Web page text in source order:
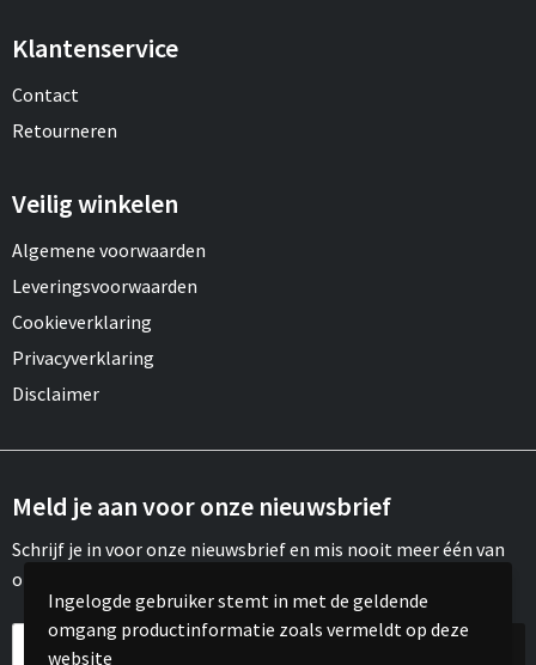
Klantenservice
Contact
Retourneren
Veilig winkelen
Algemene voorwaarden
Leveringsvoorwaarden
Cookieverklaring
Privacyverklaring
Disclaimer
Meld je aan voor onze nieuwsbrief
Schrijf je in voor onze nieuwsbrief en mis nooit meer één van
onze leuke aanbiedingen of updates.
Ingelogde gebruiker stemt in met de geldende
omgang productinformatie zoals vermeldt op deze
website